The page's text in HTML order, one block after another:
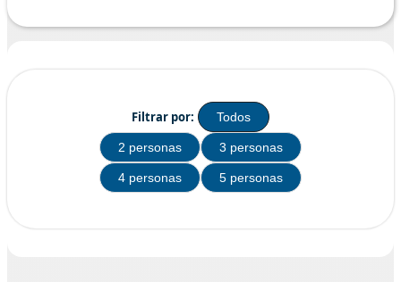
Filtrar por: Todos
2 personas 3 personas
4 personas 5 personas